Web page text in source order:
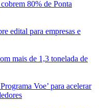
80% de Ponta
edital para empresas e
mais de 1,3 tonelada de
Voe’ para acelerar